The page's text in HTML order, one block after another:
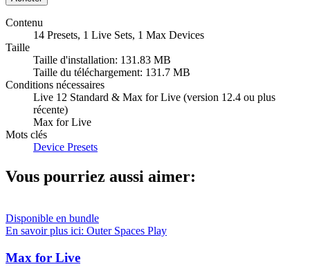
Contenu
14 Presets, 1 Live Sets, 1 Max Devices
Taille
Taille d'installation: 131.83 MB
Taille du téléchargement: 131.7 MB
Conditions nécessaires
Live 12 Standard & Max for Live (version 12.4 ou plus
récente)
Max for Live
Mots clés
Device Presets
Vous pourriez aussi aimer:
Disponible en bundle
En savoir plus ici: Outer Spaces Play
Max for Live